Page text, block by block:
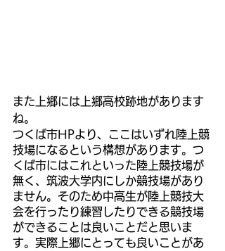
また上郷には上郷高校跡地があります
ね。
つくば市HPより、ここはいずれ陸上競
技場になるという構想があります。つ
くば市にはこれといった陸上競技場が
無く、筑波大学内にしか競技場があり
ません。そのため中高生が陸上競技大
会を行ったり練習したりできる競技場
ができることは良いことだと思いま
す。実際上郷にとっても良いことがあ